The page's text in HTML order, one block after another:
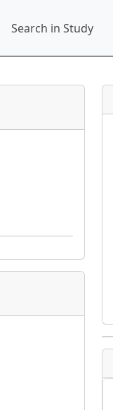
Search in Study